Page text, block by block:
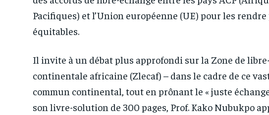
RECOMMENDED
RECOMMENDED
Pacifiques) et l’Union européenne (UE) pour les
équitables.
Il invite à un débat plus approfondi sur la Zone de
continentale africaine (Zlecaf) – dans le cadre de ce
commun continental, tout en prônant le « juste
son livre-solution de 300 pages, Prof. Kako Nubukpo